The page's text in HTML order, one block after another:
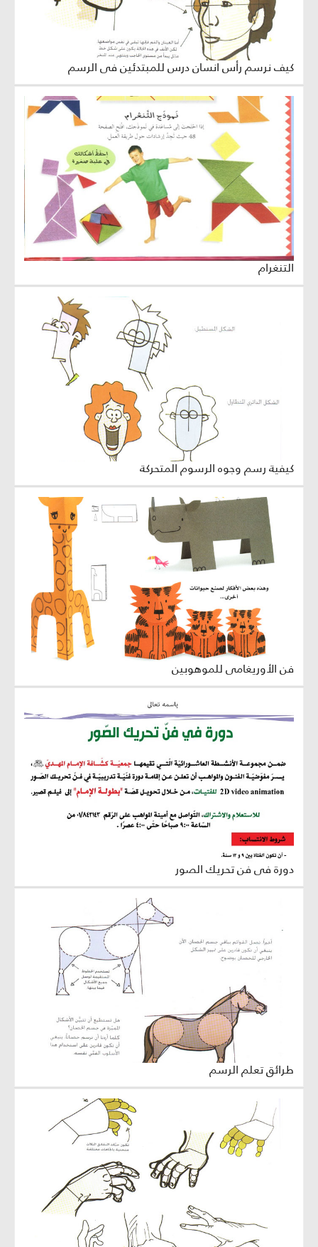
كيف نرسم رأس انسان درس للمبتدئين في الرسم
التنغرام
كيفية رسم وجوه الرسوم المتحركة
فن الأوريغامي للموهوبين
دورة في فن تحريك الصور
طرائق تعلم الرسم